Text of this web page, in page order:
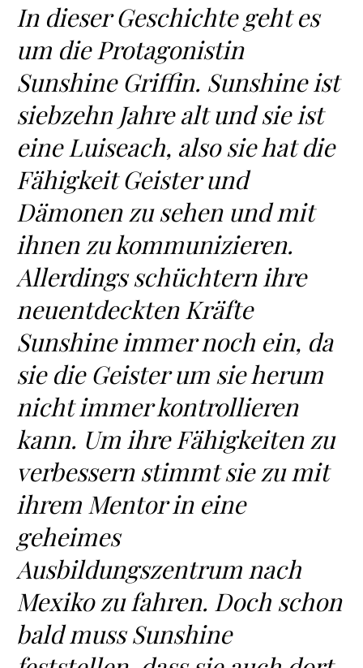
In dieser Geschichte geht es
um die Protagonistin
Sunshine Griffin. Sunshine ist
siebzehn Jahre alt und sie ist
eine Luiseach, also sie hat die
Fähigkeit Geister und
Dämonen zu sehen und mit
ihnen zu kommunizieren.
Allerdings schüchtern ihre
neuentdeckten Kräfte
Sunshine immer noch ein, da
sie die Geister um sie herum
nicht immer kontrollieren
kann. Um ihre Fähigkeiten zu
verbessern stimmt sie zu mit
ihrem Mentor in eine
geheimes
Ausbildungszentrum nach
Mexiko zu fahren. Doch schon
bald muss Sunshine